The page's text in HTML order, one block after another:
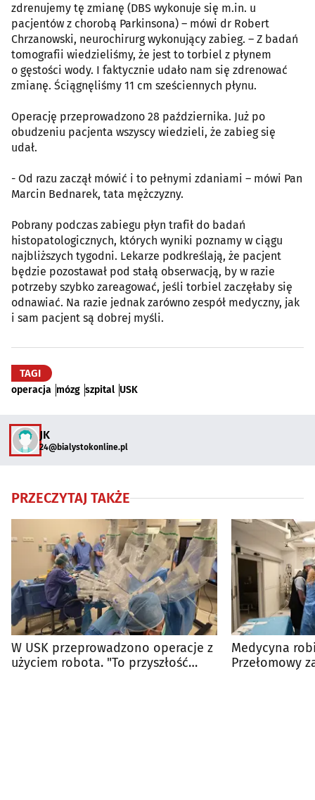
zdrenujemy tę zmianę (DBS wykonuje się m.in. u
pacjentów z chorobą Parkinsona) – mówi dr Robert
Chrzanowski, neurochirurg wykonujący zabieg. – Z badań
tomografii wiedzieliśmy, że jest to torbiel z płynem
o gęstości wody. I faktycznie udało nam się zdrenować
zmianę. Ściągnęliśmy 11 cm sześciennych płynu.
Operację przeprowadzono 28 października. Już po
obudzeniu pacjenta wszyscy wiedzieli, że zabieg się
udał.
- Od razu zaczął mówić i to pełnymi zdaniami – mówi Pan
Marcin Bednarek, tata mężczyzny.
Pobrany podczas zabiegu płyn trafił do badań
histopatologicznych, których wyniki poznamy w ciągu
najbliższych tygodni. Lekarze podkreślają, że pacjent
będzie pozostawał pod stałą obserwacją, by w razie
potrzeby szybko zareagować, jeśli torbiel zaczęłaby się
odnawiać. Na razie jednak zarówno zespół medyczny, jak
i sam pacjent są dobrej myśli.
TAGI
operacja mózg szpital USK
JK
24@bialystokonline.pl
PRZECZYTAJ TAKŻE
W USK przeprowadzono operacje z
użyciem robota. "To przyszłość
Medycyna
Przełomowy